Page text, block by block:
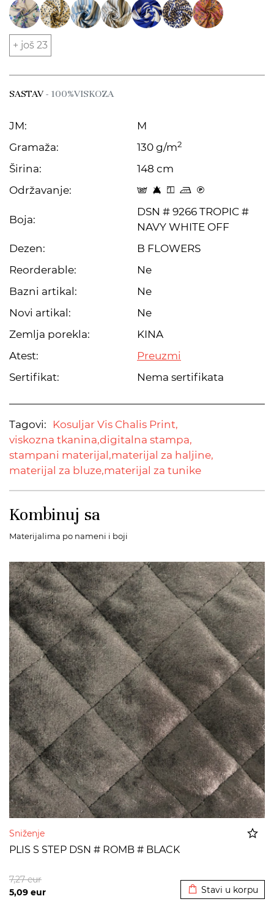
+ još 23
SASTAV- 100%VISKOZA
JM:
M
Gramaža:
130 g/m2
Širina:
148 cm
Održavanje:
s 8 y p C
Boja:
DSN # 9266 TROPIC #
NAVY WHITE OFF
Dezen:
B FLOWERS
Reorderable:
Ne
Bazni artikal:
Ne
Novi artikal:
Ne
Zemlja porekla:
KINA
Atest:
Preuzmi
Sertifikat:
Nema sertifikata
Tagovi:
Kosuljar Vis Chalis Print,
viskozna tkanina,digitalna stampa,
stampani materijal,materijal za haljine,
materijal za bluze,materijal za tunike
Kombinuj sa
Materijalima po nameni i boji
Sniženje
PLIS S STEP DSN # ROMB # BLACK
5,09 eur
7,27eur
Stavi u korpu